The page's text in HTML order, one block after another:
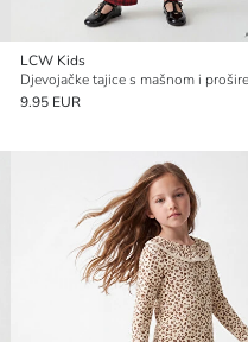
LCW Kids
9.95 EUR